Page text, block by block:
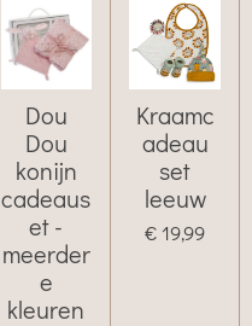
Dou
Dou
konijn
cadeaus
et -
meerder
e
kleuren
Kraamc
adeau
set
leeuw
€ 19,99